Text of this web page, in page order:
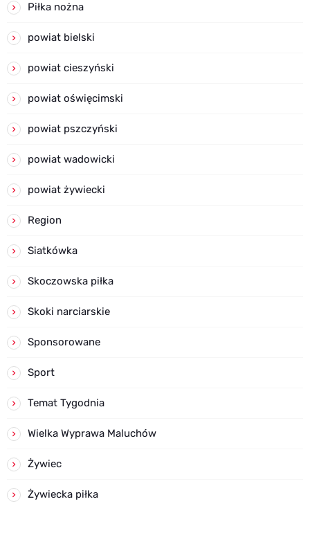
Piłka nożna
powiat bielski
powiat cieszyński
powiat oświęcimski
powiat pszczyński
powiat wadowicki
powiat żywiecki
Region
Siatkówka
Skoczowska piłka
Skoki narciarskie
Sponsorowane
Sport
Temat Tygodnia
Wielka Wyprawa Maluchów
Żywiec
Żywiecka piłka